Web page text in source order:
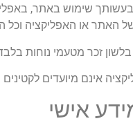
שימוש באתר,
האתר או האפליקציה
זכר מטעמי נוחות
לקטינים מתחת לגיל 18 ואיננו אוספים
אישי